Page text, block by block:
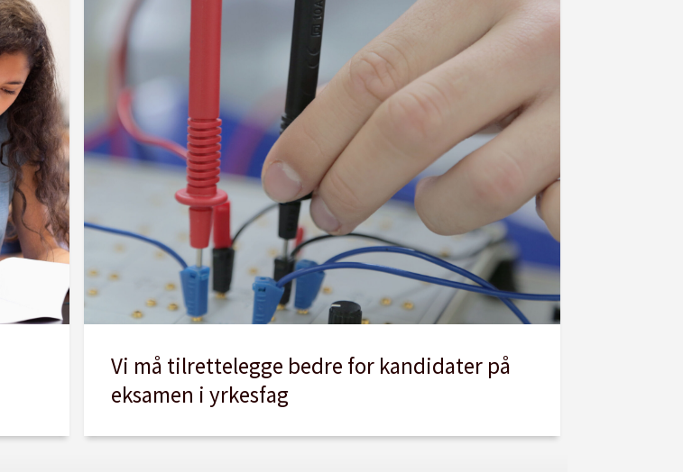
Vi må tilrettelegge bedre for kandidater på
eksamen i yrkesfag